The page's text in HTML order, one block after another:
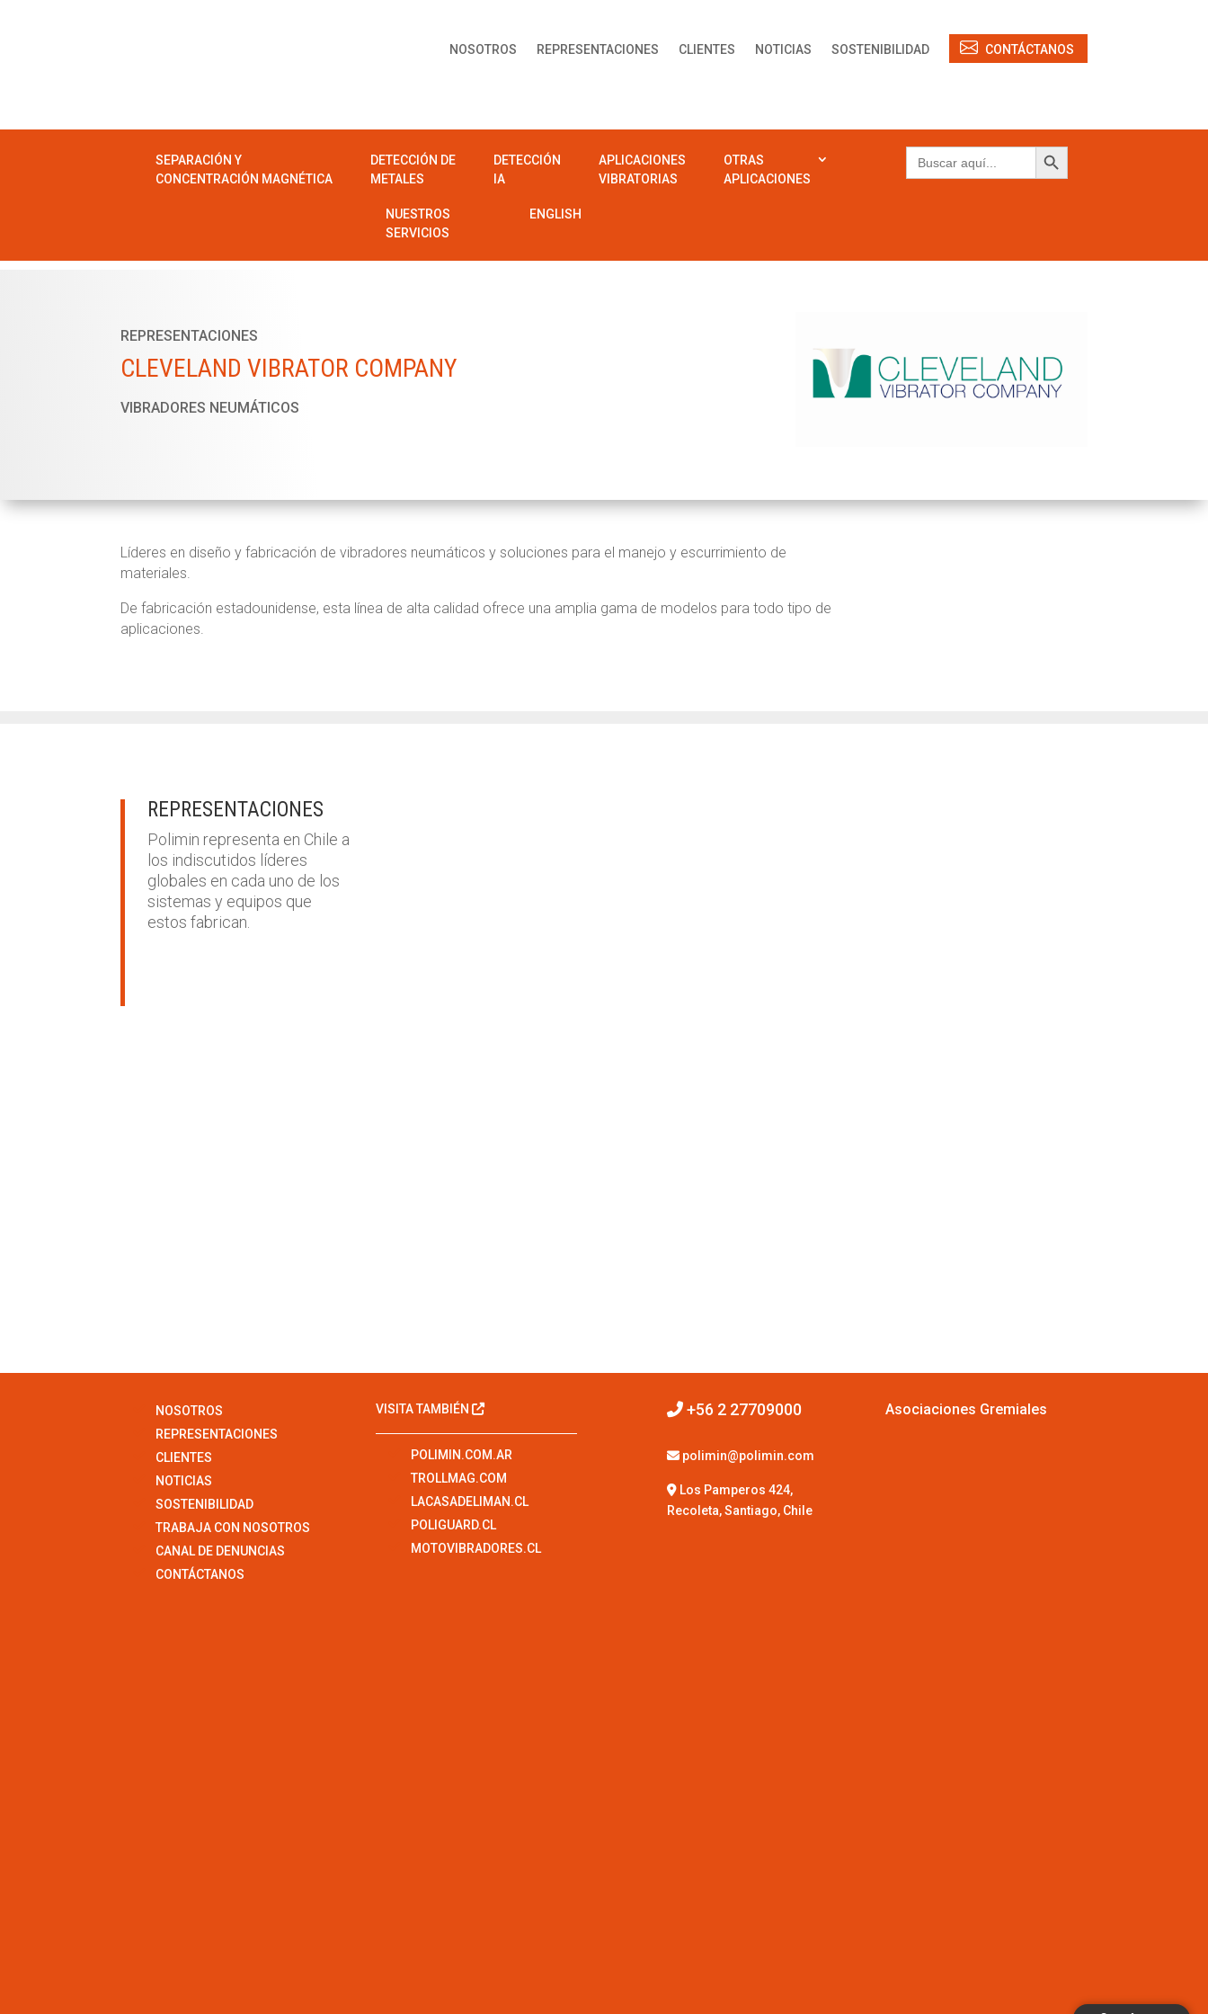
NOSOTROS REPRESENTACIONES CLIENTES NOTICIAS SOSTENIBILIDAD CONTÁCTANOS
SEPARACIÓN Y
CONCENTRACIÓN MAGNÉTICA
DETECCIÓN DE
METALES
DETECCIÓN
IA
APLICACIONES
VIBRATORIAS
OTRAS
APLICACIONES
NUESTROS
SERVICIOS
ENGLISH
Buscar: Botón de búsqueda
REPRESENTACIONES
CLEVELAND VIBRATOR COMPANY
VIBRADORES NEUMÁTICOS
Líderes en diseño y fabricación de vibradores neumáticos y soluciones para el manejo y escurrimiento de
materiales.
De fabricación estadounidense, esta línea de alta calidad ofrece una amplia gama de modelos para todo tipo de
aplicaciones.
REPRESENTACIONES
Polimin representa en Chile a
los indiscutidos líderes
globales en cada uno de los
sistemas y equipos que
estos fabrican.
NOSOTROS
REPRESENTACIONES
CLIENTES
NOTICIAS
SOSTENIBILIDAD
TRABAJA CON NOSOTROS
CANAL DE DENUNCIAS
CONTÁCTANOS
VISITA TAMBIÉN
POLIMIN.COM.AR
TROLLMAG.COM
LACASADELIMAN.CL
POLIGUARD.CL
MOTOVIBRADORES.CL
+56 2 27709000
polimin@polimin.com
Los Pamperos 424,
Recoleta, Santiago, Chile
Asociaciones Gremiales